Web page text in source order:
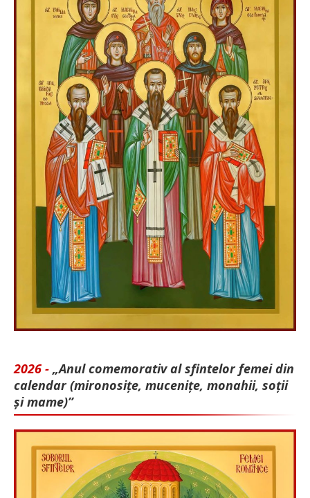
2026 - „Anul comemorativ al sfintelor femei din
calendar (mironosițe, mu­cenițe, monahii, soții
și mame)”